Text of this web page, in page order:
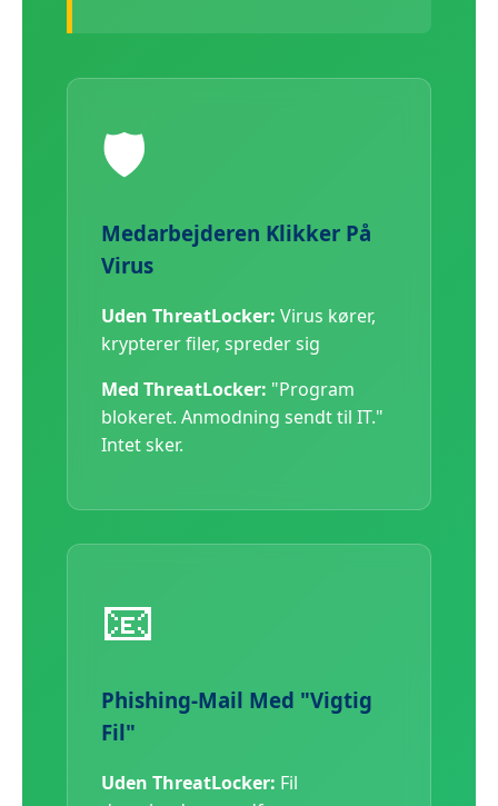
🛡️
Medarbejderen Klikker På
Virus
Uden ThreatLocker: Virus kører,
krypterer filer, spreder sig
Med ThreatLocker: "Program
blokeret. Anmodning sendt til IT."
Intet sker.
📧
Phishing-Mail Med "Vigtig
Fil"
Uden ThreatLocker: Fil